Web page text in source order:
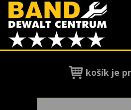
košík je